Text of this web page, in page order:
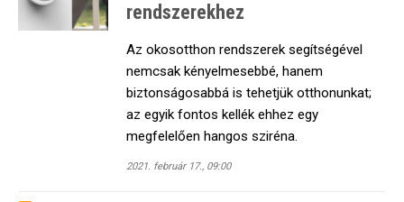
rendszerekhez
Az okosotthon rendszerek segítségével
nemcsak kényelmesebbé, hanem
biztonságosabbá is tehetjük otthonunkat;
az egyik fontos kellék ehhez egy
megfelelően hangos sziréna.
2021. február 17., 09:00